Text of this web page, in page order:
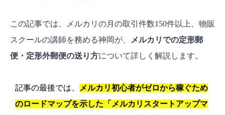
この記事では、メルカリの月の取引件数150件以上、物販
スクールの講師を務める神岡が、 メルカリでの定形郵
便・定形外郵便の送り方について詳しく解説します。
記事の最後では、 メルカリ初心者がゼロから稼ぐため
のロードマップを示した「メルカリスタートアップマ